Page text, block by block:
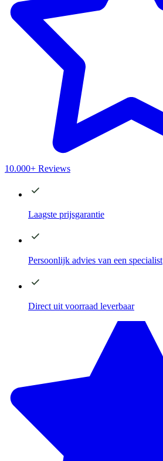
10.000+ Reviews
Laagste prijsgarantie
Persoonlijk advies van een specialist
Direct uit voorraad leverbaar